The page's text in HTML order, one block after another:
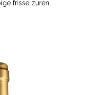
frisse zuren,